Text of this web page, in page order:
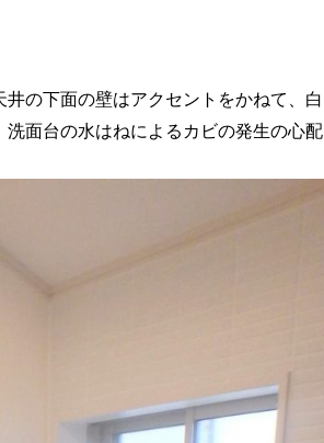
の下面の壁はアクセントをかねて、白
面台の水はねによるカビの発生の心配